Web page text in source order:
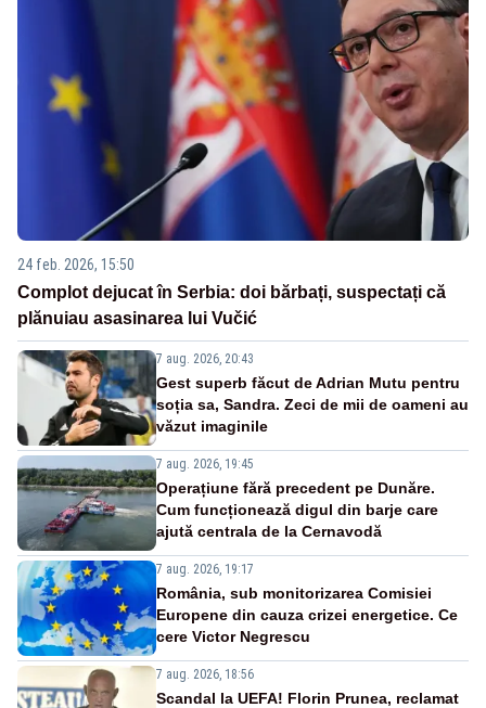
24 feb. 2026, 15:50
Complot dejucat în Serbia: doi bărbați, suspectați că
plănuiau asasinarea lui Vučić
7 aug. 2026, 20:43
Gest superb făcut de Adrian Mutu pentru
soția sa, Sandra. Zeci de mii de oameni au
văzut imaginile
7 aug. 2026, 19:45
Operațiune fără precedent pe Dunăre.
Cum funcționează digul din barje care
ajută centrala de la Cernavodă
7 aug. 2026, 19:17
România, sub monitorizarea Comisiei
Europene din cauza crizei energetice. Ce
cere Victor Negrescu
7 aug. 2026, 18:56
Scandal la UEFA! Florin Prunea, reclamat